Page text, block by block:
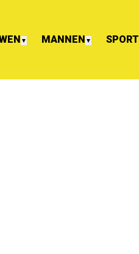
▼ MANNEN ▼ SPORT